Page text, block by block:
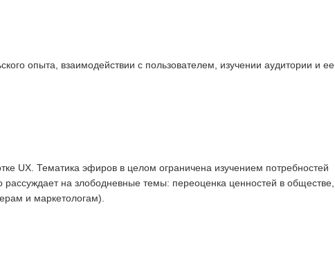
опыта, взаимодействии с пользователем, изучении аудитории и ее
UX. Тематика эфиров в целом ограничена изучением потребностей
на злободневные темы: переоценка ценностей в обществе,
и маркетологам).